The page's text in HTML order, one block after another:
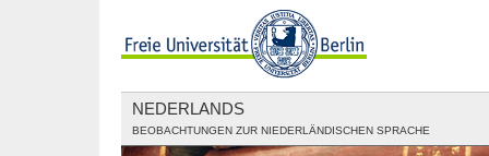
NEDERLANDS
BEOBACHTUNGEN ZUR NIEDERLÄNDISCHEN SPRACHE